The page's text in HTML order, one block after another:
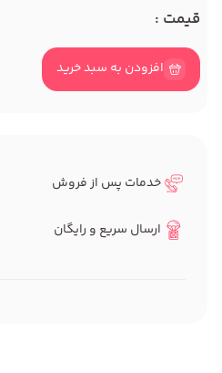
قیمت :
افزودن به سبد خرید
خدمات پس از فروش
ارسال سریع و رایگان